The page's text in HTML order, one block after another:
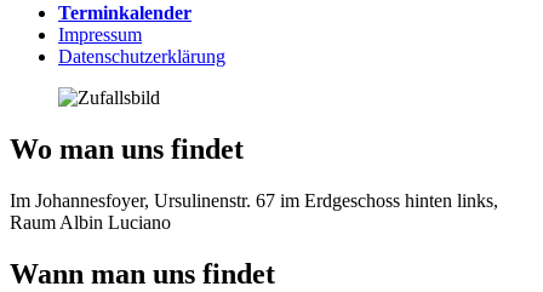
Terminkalender
Impressum
Datenschutzerklärung
Wo man uns findet
Im Johannesfoyer, Ursulinenstr. 67 im Erdgeschoss hinten links,
Raum Albin Luciano
Wann man uns findet